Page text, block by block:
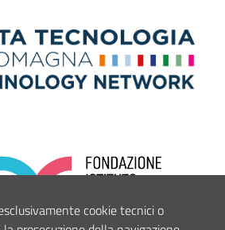
cookie tecnici o